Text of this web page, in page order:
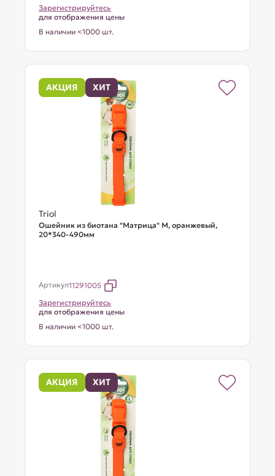
Зарегистрируйтесь
для отображения цены
В наличии <1000 шт.
АКЦИЯ ХИТ
Triol
Ошейник из биотана "Матрица" M, оранжевый,
20*340-490мм
Артикул11291005
Зарегистрируйтесь
для отображения цены
В наличии <1000 шт.
АКЦИЯ ХИТ